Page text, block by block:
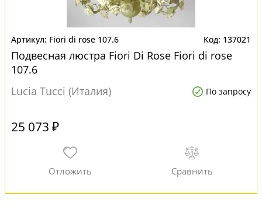
Fiori di rose 107.6 137021
Подвесная люстра Fiori Di Rose Fiori di rose
107.6
Lucia Tucci (Италия)
По запросу
25 073 ₽